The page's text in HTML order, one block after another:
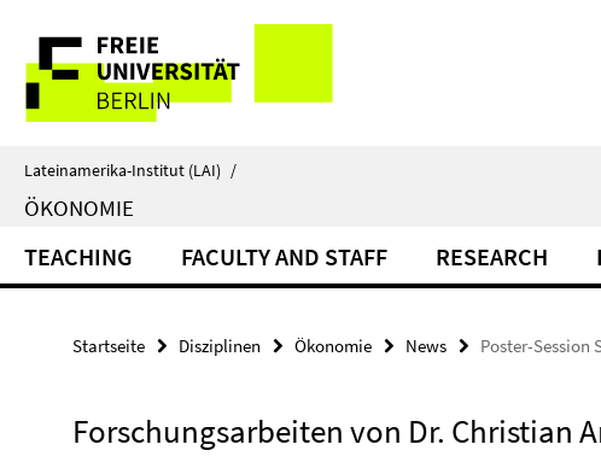
direkt
Inhalt
Service-
Navigation
Lateinamerika-Institut (LAI) /
ÖKONOMIE
TEACHING FACULTY AND STAFF RESEARCH
Startseite Disziplinen Ökonomie News Poster-Session
Forschungsarbeiten von Dr. Christian